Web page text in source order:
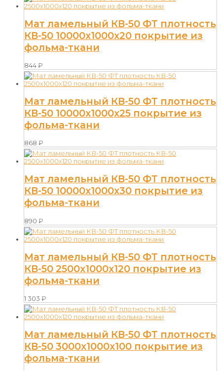
Мат ламельный КВ-50 ФТ плотность
КВ-50 10000х1000х20 покрытие из
фольма-ткани
844₽
Мат ламельный КВ-50 ФТ плотность
КВ-50 10000х1000х25 покрытие из
фольма-ткани
868 ₽
Мат ламельный КВ-50 ФТ плотность
КВ-50 10000х1000х30 покрытие из
фольма-ткани
890 ₽
Мат ламельный КВ-50 ФТ плотность
КВ-50 2500х1000х120 покрытие из
фольма-ткани
1 303 ₽
Мат ламельный КВ-50 ФТ плотность
КВ-50 3000х1000х100 покрытие из
фольма-ткани